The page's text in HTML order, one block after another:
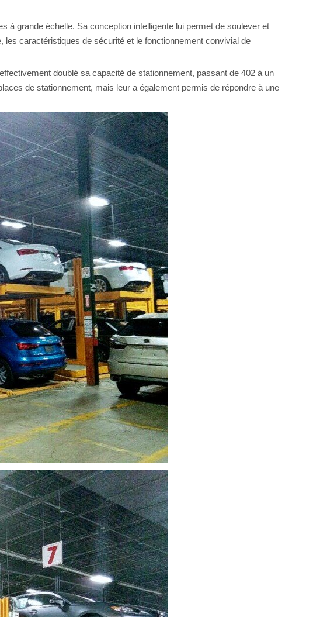
grande échelle. Sa conception intelligente lui permet de soulever et
caractéristiques de sécurité et le fonctionnement convivial de
doublé sa capacité de stationnement, passant de 402 à un
de stationnement, mais leur a également permis de répondre à une